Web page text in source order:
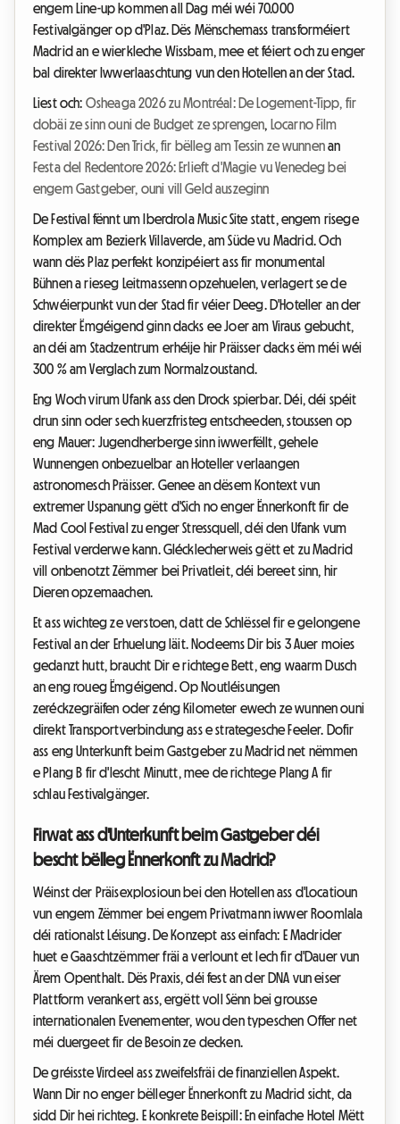
engem Line-up kommen all Dag méi wéi 70.000
Festivalgänger op d'Plaz. Dës Mënschemass transforméiert
Madrid an e wierkleche Wissbam, mee et féiert och zu enger
bal direkter Iwwerlaaschtung vun den Hotellen an der Stad.
Liest och: Osheaga 2026 zu Montréal: De Logement-Tipp, fir
dobäi ze sinn ouni de Budget ze sprengen, Locarno Film
Festival 2026: Den Trick, fir bëlleg am Tessin ze wunnenan
Festa del Redentore 2026: Erlieft d'Magie vu Venedeg bei
engem Gastgeber, ouni vill Geld auszeginn
De Festival fënnt um Iberdrola Music Site statt, engem risege
Komplex am Bezierk Villaverde, am Süde vu Madrid. Och
wann dës Plaz perfekt konzipéiert ass fir monumental
Bühnen a rieseg Leitmassenn opzehuelen, verlagert se de
Schwéierpunkt vun der Stad fir véier Deeg. D'Hoteller an der
direkter Ëmgéigend ginn dacks ee Joer am Viraus gebucht,
an déi am Stadzentrum erhéije hir Präisser dacks ëm méi wéi
300 % am Verglach zum Normalzoustand.
Eng Woch virum Ufank ass den Drock spierbar. Déi, déi spéit
drun sinn oder sech kuerzfristeg entscheeden, stoussen op
eng Mauer: Jugendherberge sinn iwwerfëllt, gehele
Wunnengen onbezuelbar an Hoteller verlaangen
astronomesch Präisser. Genee an dësem Kontext vun
extremer Uspanung gëtt d'Sich no enger Ënnerkonft fir de
Mad Cool Festival zu enger Stressquell, déi den Ufank vum
Festival verderwe kann. Glécklecherweis gëtt et zu Madrid
vill onbenotzt Zëmmer bei Privatleit, déi bereet sinn, hir
Dieren opzemaachen.
Et ass wichteg ze verstoen, datt de Schlëssel fir e gelongene
Festival an der Erhuelung läit. Nodeems Dir bis 3 Auer moies
gedanzt hutt, braucht Dir e richtege Bett, eng waarm Dusch
an eng roueg Ëmgéigend. Op Noutléisungen
zeréckzegräifen oder zéng Kilometer ewech ze wunnen ouni
direkt Transportverbindung ass e strategesche Feeler. Dofir
ass eng Unterkunft beim Gastgeber zu Madrid net nëmmen
e Plang B fir d'lescht Minutt, mee de richtege Plang A fir
schlau Festivalgänger.
Firwat ass d'Unterkunft beim Gastgeber déi
bescht bëlleg Ënnerkonft zu Madrid?
Wéinst der Präisexplosioun bei den Hotellen ass d'Locatioun
vun engem Zëmmer bei engem Privatmann iwwer Roomlala
déi rationalst Léisung. De Konzept ass einfach: E Madrider
huet e Gaaschtzëmmer fräi a verlount et Iech fir d'Dauer vun
Ärem Openthalt. Dës Praxis, déi fest an der DNA vun eiser
Plattform verankert ass, ergëtt voll Sënn bei grousse
internationalen Evenementer, wou den typeschen Offer net
méi duergeet fir de Besoin ze decken.
De gréisste Virdeel ass zweifelsfräi de finanziellen Aspekt.
Wann Dir no enger bëlleger Ënnerkonft zu Madrid sicht, da
sidd Dir hei richteg. E konkrete Beispill: En einfache Hotel Mëtt